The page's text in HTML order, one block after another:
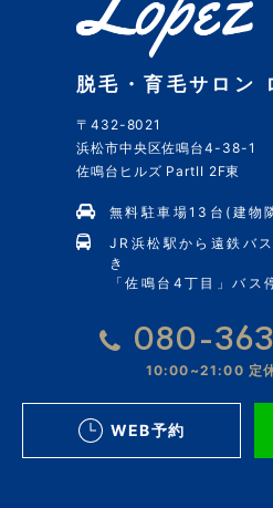
脱毛・育毛サロン
〒432-8021
浜松市中央区佐鳴台4-38-1
佐鳴台ヒルズ PartII 2F東
無料駐車場13台(建物
JR浜松駅から遠鉄バ
き
「佐鳴台4丁目」バス
080-
10:00~21:00 定
WEB予約